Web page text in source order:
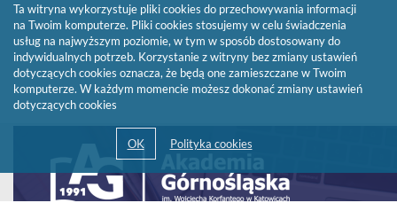
się
w
Ta witryna wykorzystuje pliki cookies do przechowywania informacji
na Twoim komputerze. Pliki cookies stosujemy w celu świadczenia
usług na najwyższym poziomie, w tym w sposób dostosowany do
indywidualnych potrzeb. Korzystanie z witryny bez zmiany ustawień
dotyczących cookies oznacza, że będą one zamieszczane w Twoim
komputerze. W każdym momencie możesz dokonać zmiany ustawień
dotyczących cookies